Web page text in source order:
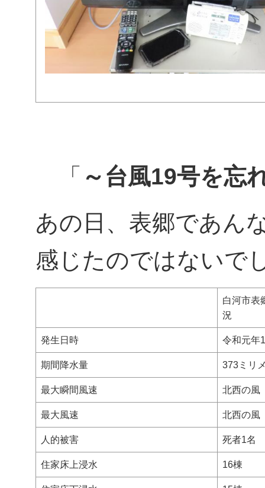
「 ～台風19号を忘
あの日、表郷であん
感じたのではないで
白河市表
況
発生日時 令和元年
期間降水量 373ミリ
最大瞬間風速 北西の
最大風速 北西の
人的被害 死者1名
住家床上浸水 16棟